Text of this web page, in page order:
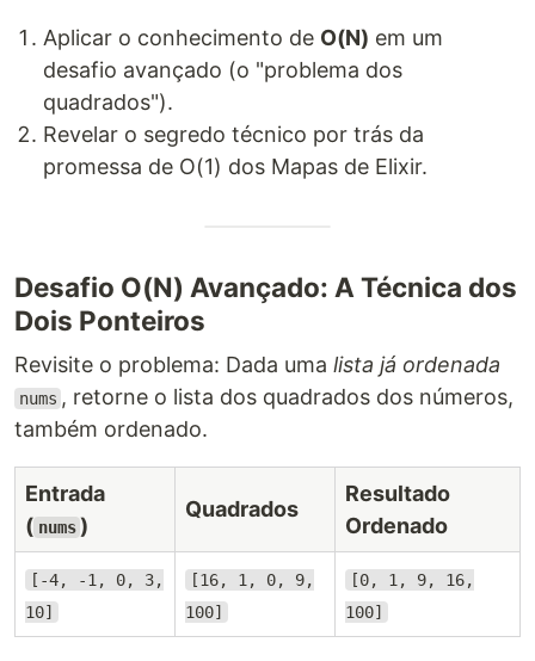
Aplicar o conhecimento de O(N) em um
desafio avançado (o "problema dos
quadrados").
Revelar o segredo técnico por trás da
promessa de O(1) dos Mapas de Elixir.
Desafio O(N) Avançado: A Técnica dos
Dois Ponteiros
Revisite o problema: Dada uma lista já ordenada
nums , retorne o lista dos quadrados dos números,
também ordenado.
Entrada
( nums )
Quadrados
Resultado
Ordenado
[-4, -1, 0, 3,
10]
[16, 1, 0, 9,
100]
[0, 1, 9, 16,
100]